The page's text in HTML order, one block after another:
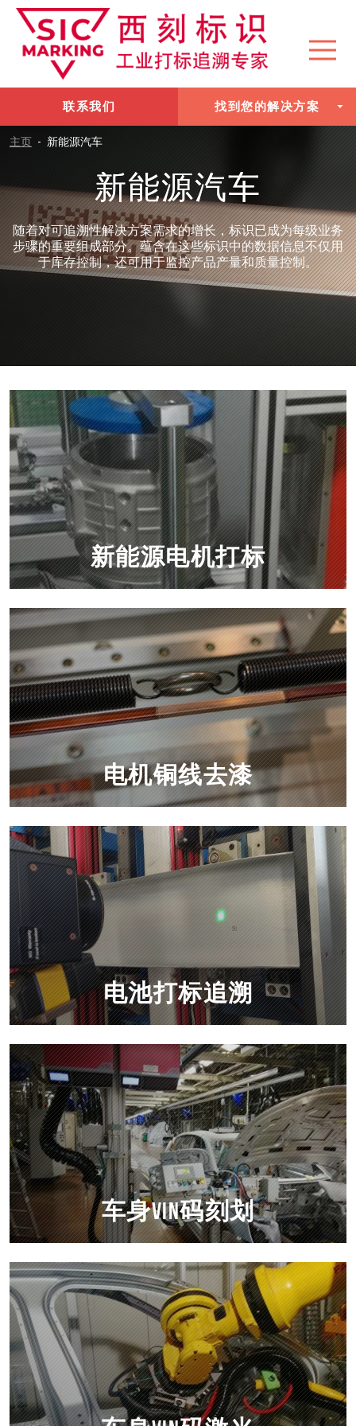
联系我们 找到您的解决方案
主页 - 新能源汽车
新能源汽车
随着对可追溯性解决方案需求的增长，标识已成为每级业务
步骤的重要组成部分。蕴含在这些标识中的数据信息不仅用
于库存控制，还可用于监控产品产量和质量控制。
新能源电机打标
电机铜线去漆
电池打标追溯
车身VIN码刻划